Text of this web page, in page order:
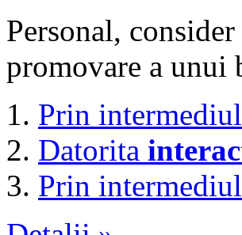
Personal,
promovare a unui
Prin intermediul
Datorita
Prin intermediul